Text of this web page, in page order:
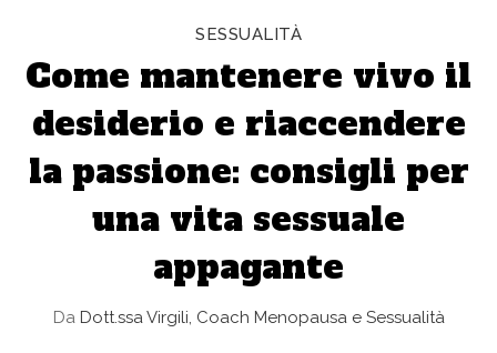
SESSUALITÀ
Come mantenere vivo il
desiderio e riaccendere
la passione: consigli per
una vita sessuale
appagante
DaDott.ssa Virgili, Coach Menopausa e Sessualità